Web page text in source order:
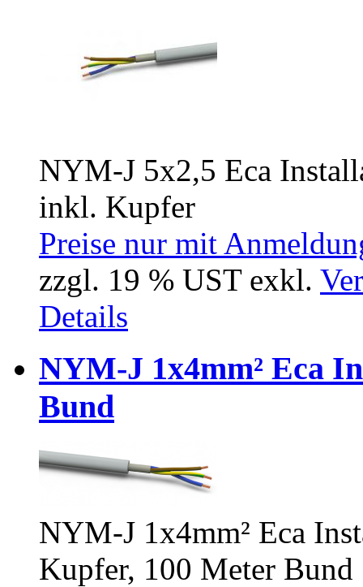
NYM-J 5x2,5 Eca
inkl. Kupfer
Preise nur mit
zzgl. 19 % UST exkl.
Details
NYM-J 1x4mm² Eca
Bund
NYM-J 1x4mm² Eca
Kupfer, 100 Meter Bund